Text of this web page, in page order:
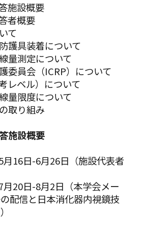
施設概要
者概要
て
護具装着について
量測定について
委員会（ICRP）について
レベル）について
量限度について
取り組み
施設概要
16日-6月26日（施設代表者
20日-8月2日（本学会メー
配信と日本消化器内視鏡技